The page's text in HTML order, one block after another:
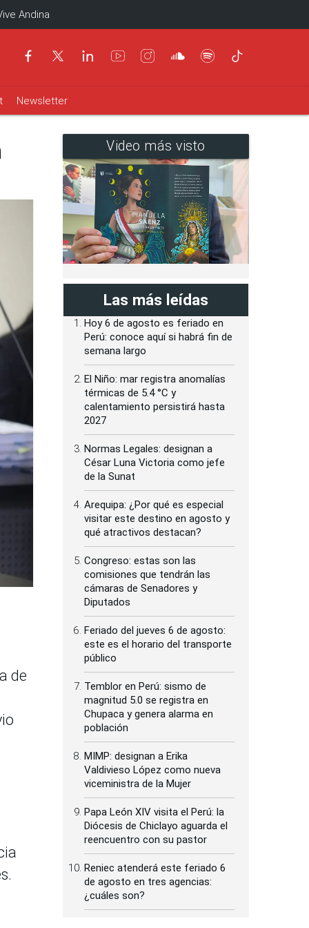
Andina
Newsletter
de
Video más visto
Las más leídas
Hoy 6 de agosto es feriado en
Perú: conoce aquí si habrá fin de
semana largo
El Niño: mar registra anomalías
térmicas de 5.4 °C y
calentamiento persistirá hasta
2027
Normas Legales: designan a
César Luna Victoria como jefe
de la Sunat
Arequipa: ¿Por qué es especial
visitar este destino en agosto y
qué atractivos destacan?
Congreso: estas son las
comisiones que tendrán las
cámaras de Senadores y
Diputados
Feriado del jueves 6 de agosto:
este es el horario del transporte
público
Temblor en Perú: sismo de
magnitud 5.0 se registra en
Chupaca y genera alarma en
población
MIMP: designan a Erika
Valdivieso López como nueva
viceministra de la Mujer
Papa León XIV visita el Perú: la
Diócesis de Chiclayo aguarda el
reencuentro con su pastor
Reniec atenderá este feriado 6
de agosto en tres agencias:
¿cuáles son?